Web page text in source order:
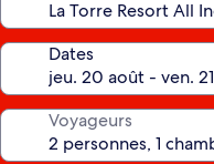
Dates
Voyageurs